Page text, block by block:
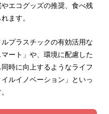
エコグッズの推奨、食べ残
ます。
プラスチックの有効活用な
ート」や、環境に配慮した
時に向上するようなライフ
ルイノベーション」といっ